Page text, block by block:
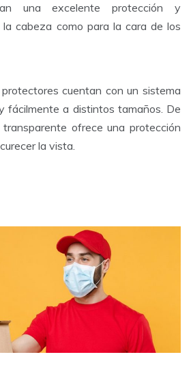
una excelente protección y
cabeza como para la cara de los
cuentan con un sistema
fácilmente a distintos tamaños. De
ofrece una protección
la vista.